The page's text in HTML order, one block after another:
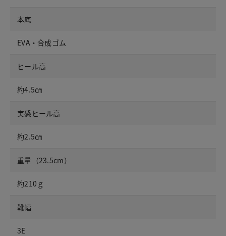
本底
EVA・合成ゴム
ヒール高
約4.5㎝
実感ヒール高
約2.5㎝
重量（23.5cm）
約210ｇ
靴幅
3E